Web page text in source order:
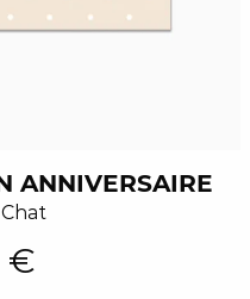
ANNIVERSAIRE
€